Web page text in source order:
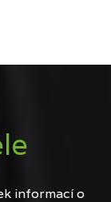
informací o